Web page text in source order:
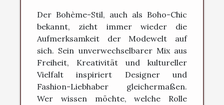
Der Bohème-Stil, auch als Boho-Chic
bekannt, zieht immer wieder die
Aufmerksamkeit der Modewelt auf
sich. Sein unverwechselbarer Mix aus
Freiheit, Kreativität und kultureller
Vielfalt inspiriert Designer und
Fashion-Liebhaber gleichermaßen.
Wer wissen möchte, welche Rolle